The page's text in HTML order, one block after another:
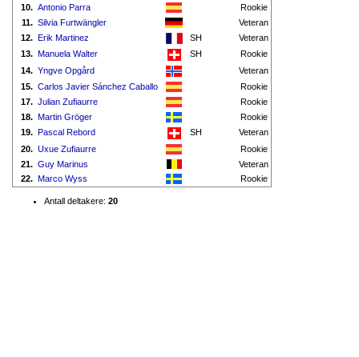
10. Antonio Parra
Rookie
11. Silvia Furtwängler
Veteran
12. Erik Martinez SH
Veteran
13. Manuela Walter SH
Rookie
14. Yngve Opgård
Veteran
15. Carlos Javier Sánchez Caballo
Rookie
17. Julian Zufiaurre
Rookie
18. Martin Gröger
Rookie
19. Pascal Rebord SH
Veteran
20. Uxue Zufiaurre
Rookie
21. Guy Marinus
Veteran
22. Marco Wyss Rookie
Antall deltakere: 20